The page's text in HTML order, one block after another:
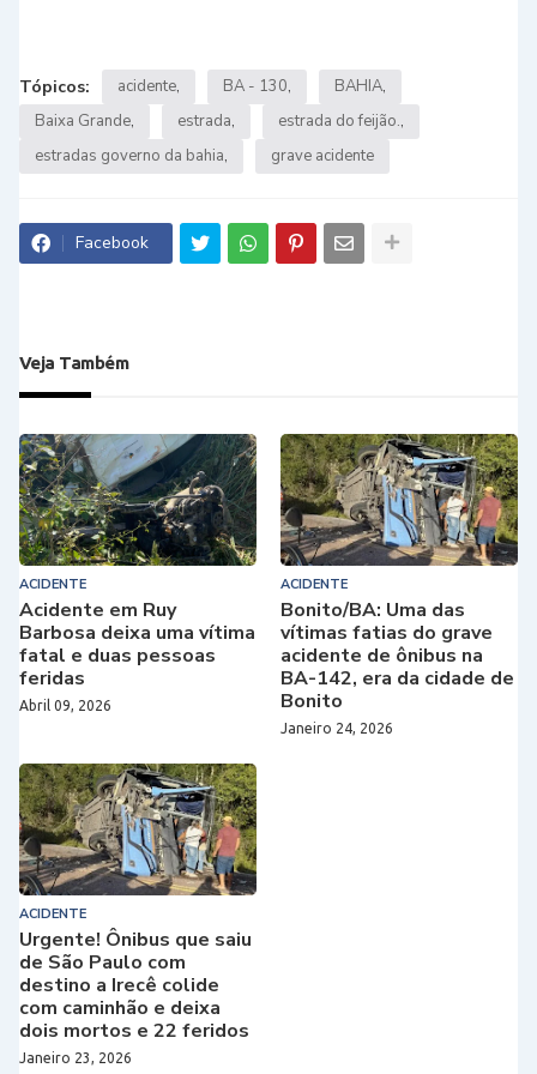
Tópicos: acidente BA - 130
BAHIA
Baixa Grande
estrada
estrada do feijão.
estradas governo da bahia
grave acidente
Facebook
Veja Também
ACIDENTE
Acidente em Ruy
Barbosa deixa uma vítima
fatal e duas pessoas
feridas
Abril 09, 2026
ACIDENTE
Bonito/BA: Uma das
vítimas fatias do grave
acidente de ônibus na
BA-142, era da cidade de
Bonito
Janeiro 24, 2026
ACIDENTE
Urgente! Ônibus que saiu
de São Paulo com
destino a Irecê colide
com caminhão e deixa
dois mortos e 22 feridos
Janeiro 23, 2026